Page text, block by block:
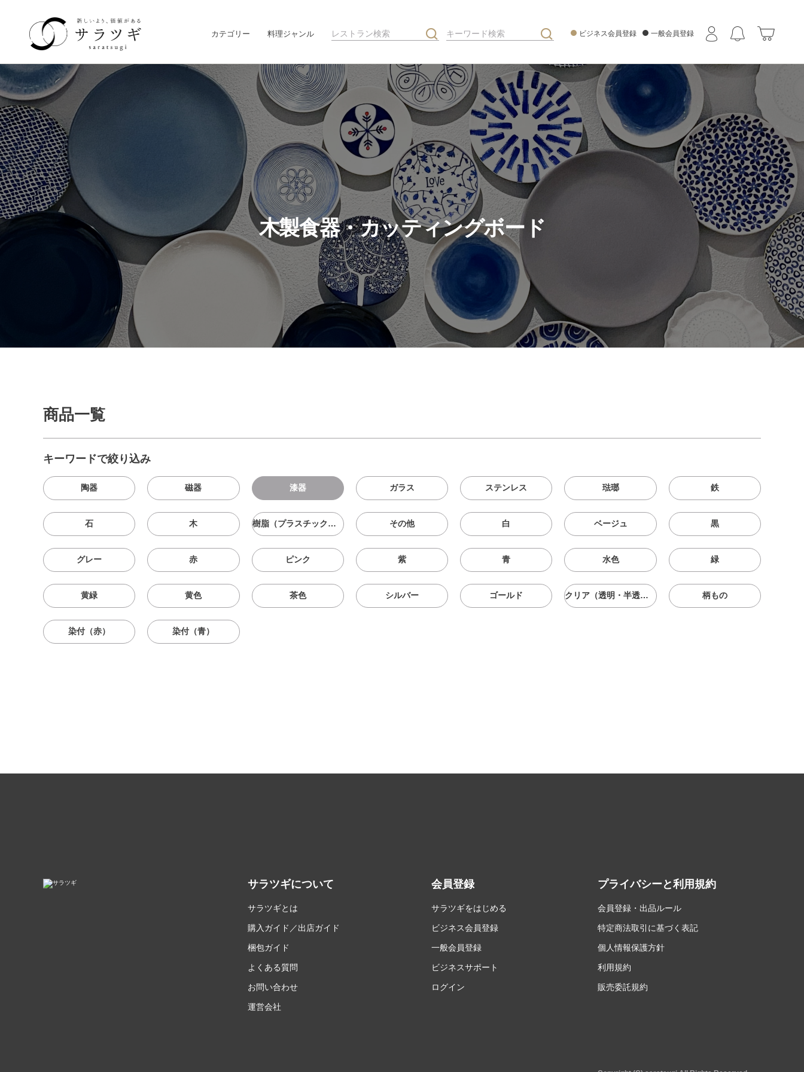
ビジネス会員登録 一般会員登録
カテゴリー 料理ジャンル
木製食器・カッティングボード
商品一覧
キーワードで絞り込み
陶器 磁器 漆器 ガラス ステンレス 琺瑯 鉄
石 木 樹脂（プラスチック、メラニン、シリコン等） その他 白 ベージュ 黒
グレー 赤 ピンク 紫 青 水色 緑
黄緑 黄色 茶色 シルバー ゴールド クリア（透明・半透明） 柄もの
染付（赤） 染付（青）
サラツギについて
サラツギとは
購入ガイド／出店ガイド
梱包ガイド
よくある質問
お問い合わせ
運営会社
会員登録
サラツギをはじめる
ビジネス会員登録
一般会員登録
ビジネスサポート
ログイン
プライバシーと利用規約
会員登録・出品ルール
特定商法取引に基づく表記
個人情報保護方針
利用規約
販売委託規約